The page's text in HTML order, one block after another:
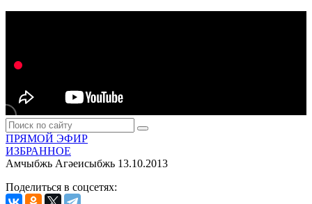
ПРЯМОЙ ЭФИР
ИЗБРАННОЕ
Амчыбжь Агәеисыбжь 13.10.2013
Поделиться в соцсетях: